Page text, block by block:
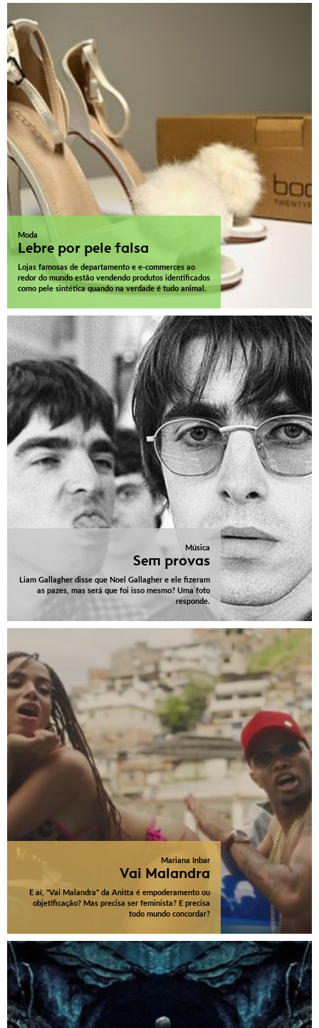
Moda
Lebre por pele falsa
Lojas famosas de departamento e e-commerces ao
redor do mundo estão vendendo produtos identificados
como pele sintética quando na verdade é tudo animal.
Música
Sem provas
Liam Gallagher disse que Noel Gallagher e ele fizeram
as pazes, mas será que foi isso mesmo? Uma foto
responde.
Mariana Inbar
Vai Malandra
E aí, "Vai Malandra" da Anitta é empoderamento ou
objetificação? Mas precisa ser feminista? E precisa
todo mundo concordar?